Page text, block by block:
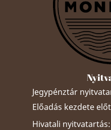
Jegypénztár
Előadás kezdete
Hivatali nyitvatartás: